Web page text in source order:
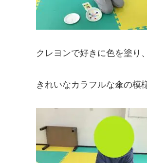
クレヨンで好きに色を塗り
きれいなカラフルな傘の模